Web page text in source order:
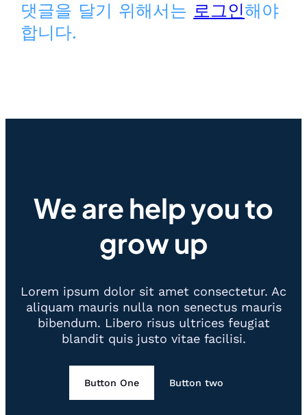
댓글을 달기 위해서는 로그인해야
합니다.
We are help you to
grow up
Lorem ipsum dolor sit amet consectetur. Ac
aliquam mauris nulla non senectus mauris
bibendum. Libero risus ultrices feugiat
blandit quis justo vitae facilisi.
Button One Button two